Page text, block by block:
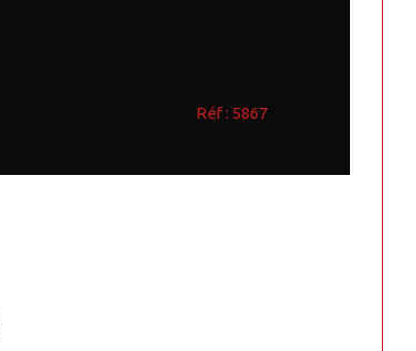
Réf : 5867